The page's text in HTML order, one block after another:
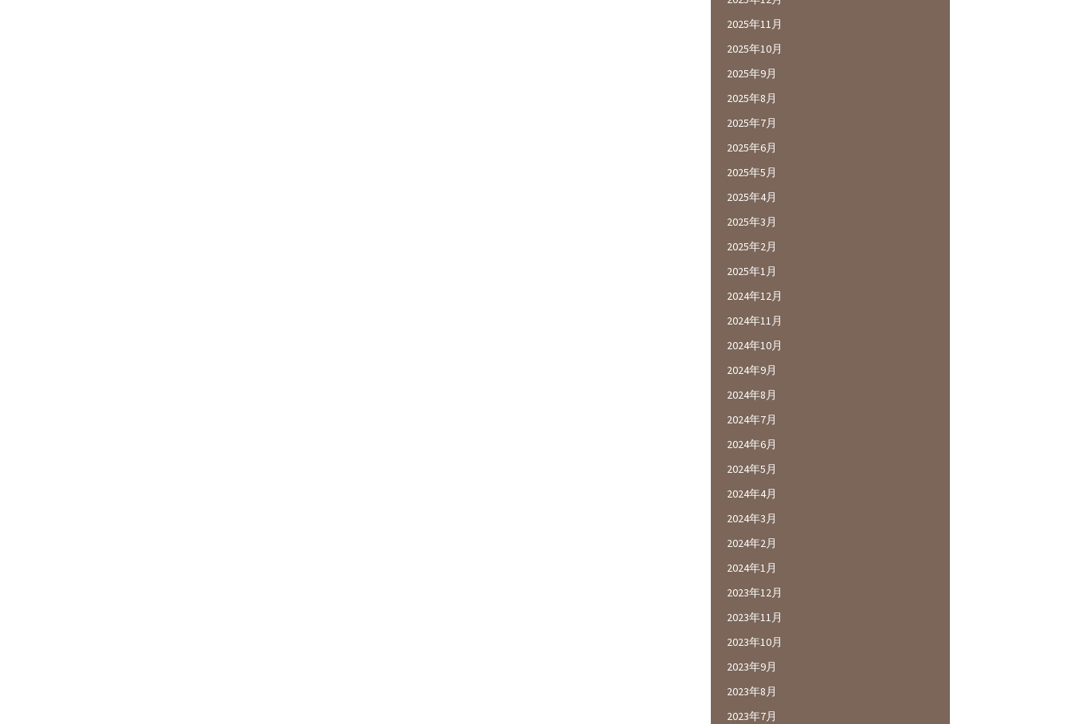
2025年11月
2025年10月
2025年9月
2025年8月
2025年7月
2025年6月
2025年5月
2025年4月
2025年3月
2025年2月
2025年1月
2024年12月
2024年11月
2024年10月
2024年9月
2024年8月
2024年7月
2024年6月
2024年5月
2024年4月
2024年3月
2024年2月
2024年1月
2023年12月
2023年11月
2023年10月
2023年9月
2023年8月
2023年7月